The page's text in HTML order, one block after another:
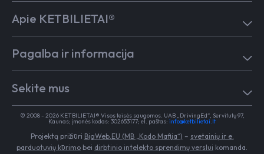
Apie KETBILIETAI®
Kaip mokytis
Testai
Test in English
Kontaktai
Vairavimo mokykloms
Apie KETBILIETAI®
Pagalba ir informacija
Dažniausiai užduodami klausimai
Egzaminai Regitroje
Medicininė pažyma
Naujienos
Sekite mus
TikTok
Facebook
Instagram
© 2008 - 2026 KETBILIETAI® Visos teisės saugomos. UAB „DrivingEd“, Servitutų 97,
Kaunas; įmonės kodas: 302653177; el. paštas: info@ketbilietai.lt
Projektą prižiūri BigWeb.EU (MB „Kodo Mafija“) – svetainių ir e.
parduotuvių kūrimo bei dirbtinio intelekto sprendimų verslui komanda.